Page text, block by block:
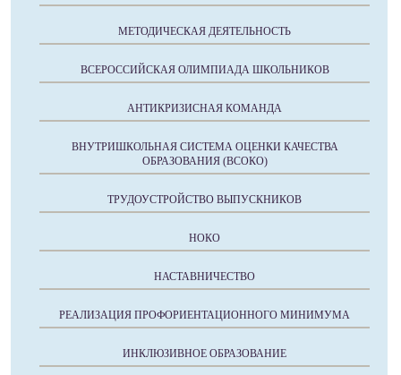
МЕТОДИЧЕСКАЯ ДЕЯТЕЛЬНОСТЬ
ВСЕРОССИЙСКАЯ ОЛИМПИАДА ШКОЛЬНИКОВ
АНТИКРИЗИСНАЯ КОМАНДА
ВНУТРИШКОЛЬНАЯ СИСТЕМА ОЦЕНКИ КАЧЕСТВА
ОБРАЗОВАНИЯ (ВСОКО)
ТРУДОУСТРОЙСТВО ВЫПУСКНИКОВ
НОКО
НАСТАВНИЧЕСТВО
РЕАЛИЗАЦИЯ ПРОФОРИЕНТАЦИОННОГО МИНИМУМА
ИНКЛЮЗИВНОЕ ОБРАЗОВАНИЕ